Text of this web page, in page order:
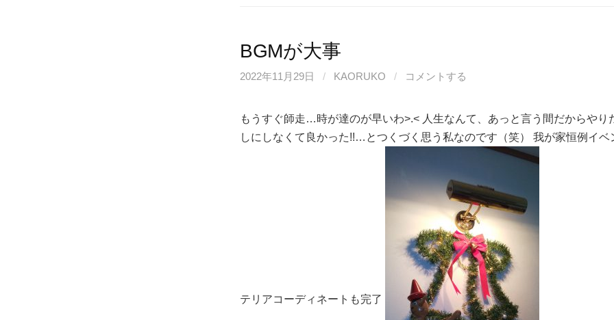
BGMが大事
2022年11月29日 / KAORUKO / コメントする
もうすぐ師走…時が達のが早いわ>⁠.⁠< 人生なんて、あっと言う間だからやり
しにしなくて良かった!!…とつくづく思う私なのです（笑） 我が家恒例イベ
テリアコーディネートも完了